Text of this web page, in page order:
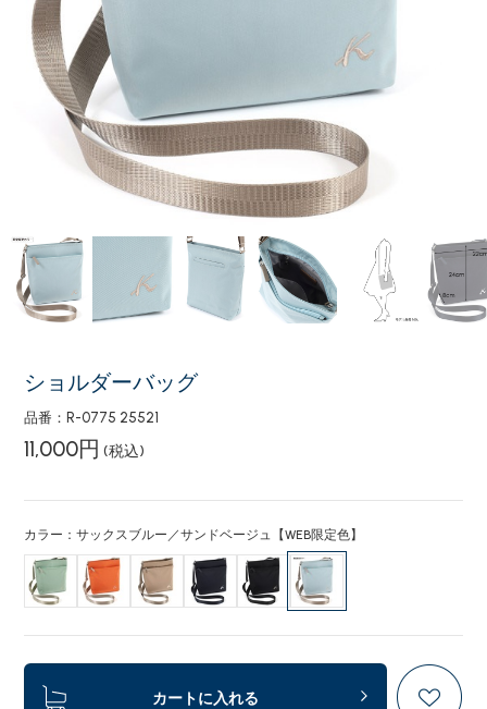
ショルダーバッグ
品番：R-0775 25521
11,000円 (税込)
カラー：サックスブルー／サンドベージュ【WEB限定色】
カートに入れる